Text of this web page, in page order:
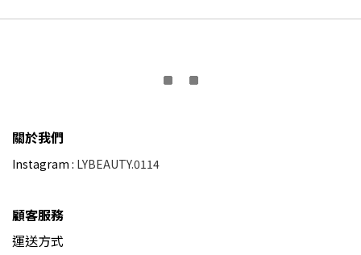
關於我們
Instagram : LYBEAUTY.0114
顧客服務
運送方式